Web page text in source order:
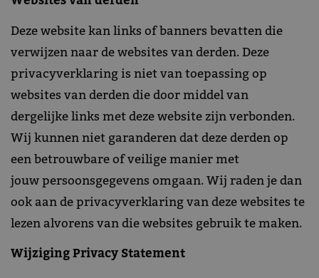
Deze website kan links of banners bevatten die
verwijzen naar de websites van derden. Deze
privacyverklaring is niet van toepassing op
websites van derden die door middel van
dergelijke links met deze website zijn verbonden.
Wij kunnen niet garanderen dat deze derden op
een betrouwbare of veilige manier met
jouw persoonsgegevens omgaan. Wij raden je dan
ook aan de privacyverklaring van deze websites te
lezen alvorens van die websites gebruik te maken.
Wijziging Privacy Statement